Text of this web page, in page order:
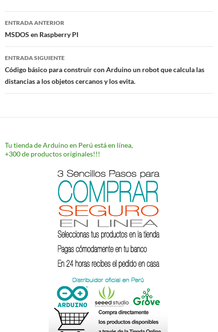
Navegación
de
entradas
ENTRADA ANTERIOR
MSDOS en Raspberry PI
ENTRADA SIGUIENTE
Código básico para construir con Arduino un robot que calcula las
distancias a los objetos cercanos y los evita.
Tu tienda de Arduino en Perú está en línea,
+300 de productos originales!!!